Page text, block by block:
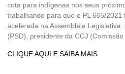
cota para indígenas nos seus
trabalhando para que o PL 665/2021
acelerada na Assembleia
(PSD), presidente da CCJ
CLIQUE AQUI E SAIBA MAIS